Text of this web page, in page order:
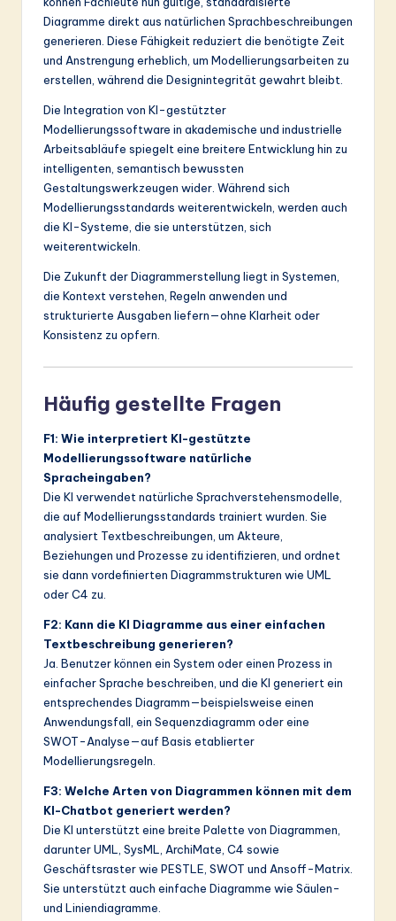
Diagramme direkt aus natürlichen Sprachbeschreibungen
generieren. Diese Fähigkeit reduziert die benötigte Zeit
und Anstrengung erheblich, um Modellierungsarbeiten zu
erstellen, während die Designintegrität gewahrt bleibt.
Die Integration von KI-gestützter
Modellierungssoftware in akademische und industrielle
Arbeitsabläufe spiegelt eine breitere Entwicklung hin zu
intelligenten, semantisch bewussten
Gestaltungswerkzeugen wider. Während sich
Modellierungsstandards weiterentwickeln, werden auch
die KI-Systeme, die sie unterstützen, sich
weiterentwickeln.
Die Zukunft der Diagrammerstellung liegt in Systemen,
die Kontext verstehen, Regeln anwenden und
strukturierte Ausgaben liefern—ohne Klarheit oder
Konsistenz zu opfern.
Häufig gestellte Fragen
F1: Wie interpretiert KI-gestützte
Modellierungssoftware natürliche
Spracheingaben?
Die KI verwendet natürliche Sprachverstehensmodelle,
die auf Modellierungsstandards trainiert wurden. Sie
analysiert Textbeschreibungen, um Akteure,
Beziehungen und Prozesse zu identifizieren, und ordnet
sie dann vordefinierten Diagrammstrukturen wie UML
oder C4 zu.
F2: Kann die KI Diagramme aus einer einfachen
Textbeschreibung generieren?
Ja. Benutzer können ein System oder einen Prozess in
einfacher Sprache beschreiben, und die KI generiert ein
entsprechendes Diagramm—beispielsweise einen
Anwendungsfall, ein Sequenzdiagramm oder eine
SWOT-Analyse—auf Basis etablierter
Modellierungsregeln.
F3: Welche Arten von Diagrammen können mit dem
KI-Chatbot generiert werden?
Die KI unterstützt eine breite Palette von Diagrammen,
darunter UML, SysML, ArchiMate, C4 sowie
Geschäftsraster wie PESTLE, SWOT und Ansoff-Matrix.
Sie unterstützt auch einfache Diagramme wie Säulen-
und Liniendiagramme.